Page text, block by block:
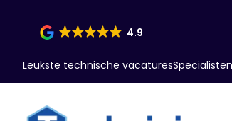
4.9
Leukste technische vacatures